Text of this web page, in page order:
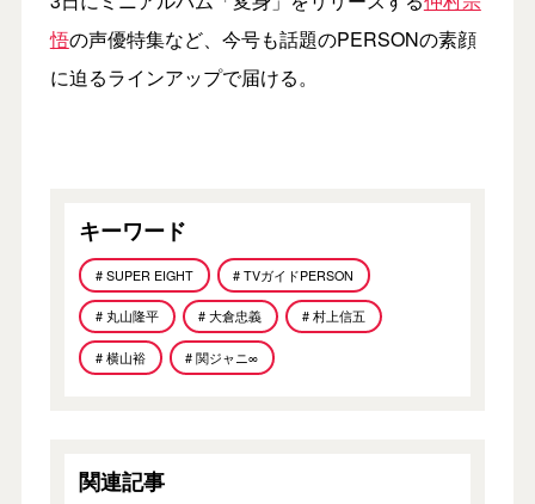
悟の声優特集など、今号も話題のPERSONの素顔
に迫るラインアップで届ける。
キーワード
# SUPER EIGHT # TVガイドPERSON
# 丸山隆平 # 大倉忠義 # 村上信五
# 横山裕 # 関ジャニ∞
関連記事